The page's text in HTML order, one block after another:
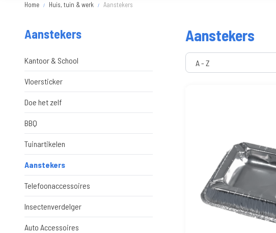
Home Huis, tuin & werk Aanstekers
Aanstekers
Kantoor & School
Vloersticker
Doe het zelf
BBQ
Tuinartikelen
Aanstekers
Telefoonaccessoires
Insectenverdelger
Auto Accessoires
Aanstekers